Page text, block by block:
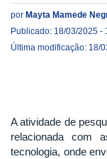
por Mayta Mamede
Publicado: 18/03/2025 -
Última modificação: 18/
A atividade de
relacionada com
tecnologia, onde